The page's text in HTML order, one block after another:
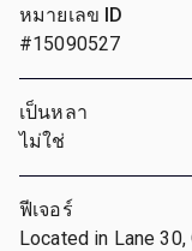
หมายเลข ID
#15090527
เป็นหลา
ไม่ใช่
ฟีเจอร์
Located in Lane 30,